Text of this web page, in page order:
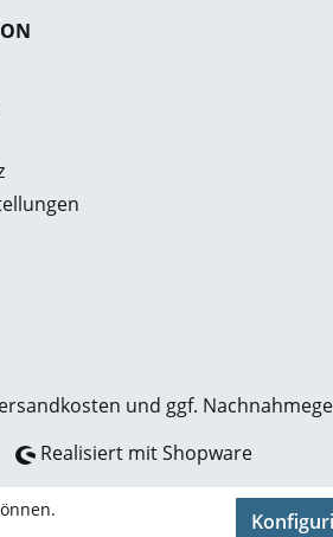
und ggf.
Realisiert mit Shopware